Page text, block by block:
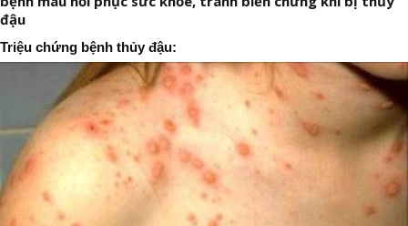
đậu
Triệu chứng bệnh thủy đậu: